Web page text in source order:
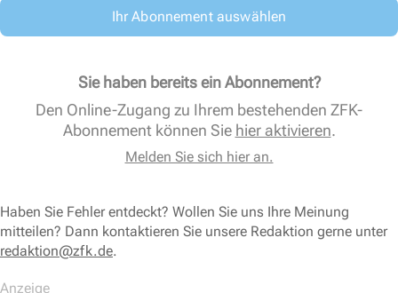
Ihr Abonnement auswählen
Sie haben bereits ein Abonnement?
Den Online-Zugang zu Ihrem bestehenden ZFK-
Abonnement können Sie hier aktivieren.
Melden Sie sich hier an.
Haben Sie Fehler entdeckt? Wollen Sie uns Ihre Meinung
mitteilen? Dann kontaktieren Sie unsere Redaktion gerne unter
redaktion@zfk.de.